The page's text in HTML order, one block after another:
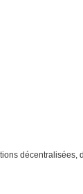
décentralisées,